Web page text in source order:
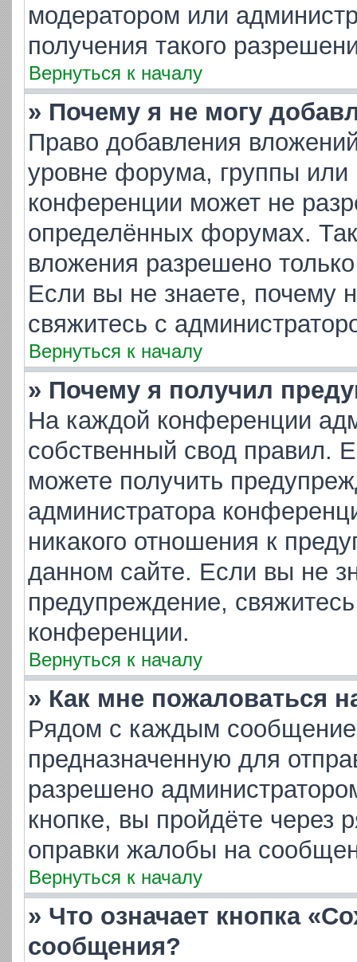
модератором или
получения такого
Вернуться к началу
» Почему я не могу
Право добавления
уровне форума, группы или
конференции может не
определённых форумах.
вложения разрешено
Если вы не знаете, почему
свяжитесь с
Вернуться к началу
» Почему я получил
На каждой конференции
собственный свод правил.
можете получить
администратора
никакого отношения к
данном сайте. Если вы не
предупреждение,
конференции.
Вернуться к началу
» Как мне пожаловаться
Рядом с каждым
предназначенную для
разрешено
кнопке, вы пройдёте через
оправки жалобы на
Вернуться к началу
» Что означает кнопка
сообщения?